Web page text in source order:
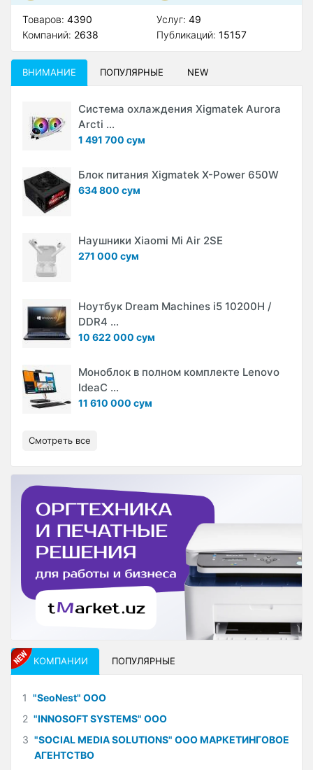
Товаров: 4390
Компаний: 2638
Услуг: 49
Публикаций: 15157
ВНИМАНИЕ ПОПУЛЯРНЫЕ NEW
Система охлаждения Xigmatek Aurora
Arcti ...
1 491 700 сум
Блок питания Xigmatek X-Power 650W
634 800 сум
Наушники Xiaomi Mi Air 2SE
271 000 сум
Ноутбук Dream Machines i5 10200H /
DDR4 ...
10 622 000 сум
Моноблок в полном комплекте Lenovo
IdeaC ...
11 610 000 сум
Смотреть все
КОМПАНИИ ПОПУЛЯРНЫЕ
1 "SeoNest" ООО
2 "INNOSOFT SYSTEMS" ООО
3 "SOCIAL MEDIA SOLUTIONS" ООО МАРКЕТИНГОВОЕ
АГЕНТСТВО